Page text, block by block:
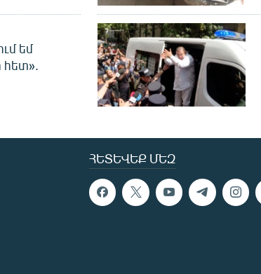
եմ
հետ».
ՀԵՏԵՎԵՔ ՄԵԶ